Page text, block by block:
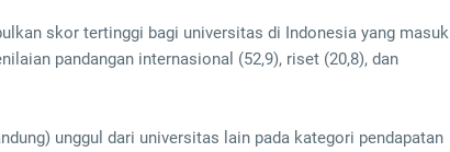
skor tertinggi bagi universitas di Indonesia yang masuk
pandangan internasional (52,9), riset (20,8), dan
unggul dari universitas lain pada kategori pendapatan